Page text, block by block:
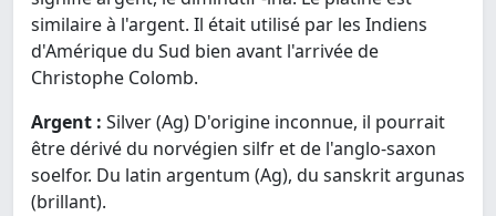
similaire à l'argent. Il était utilisé par les Indiens
d'Amérique du Sud bien avant l'arrivée de
Christophe Colomb.
Argent : Silver (Ag) D'origine inconnue, il pourrait
être dérivé du norvégien silfr et de l'anglo-saxon
soelfor. Du latin argentum (Ag), du sanskrit argunas
(brillant).